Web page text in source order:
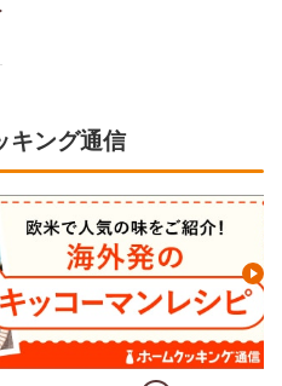
キング通信